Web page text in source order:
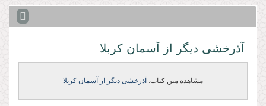
آذرخشى دیگر از آسمان كربلا
مشاهده متن کتاب: آذرخشى دیگر از آسمان كربلا